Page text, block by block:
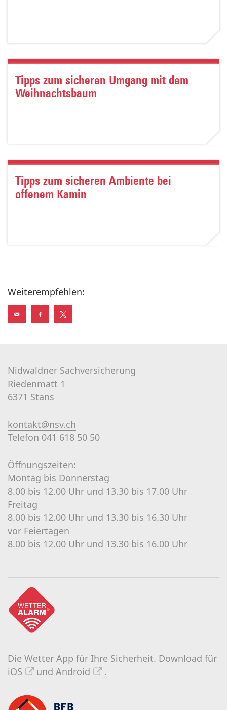
Tipps zum sicheren Umgang mit dem
Weihnachtsbaum
Tipps zum sicheren Ambiente bei
offenem Kamin
Weiterempfehlen:
Nidwaldner Sachversicherung
Riedenmatt 1
6371 Stans
kontakt@nsv.ch
Telefon 041 618 50 50
Öffnungszeiten:
Montag bis Donnerstag
8.00 bis 12.00 Uhr und 13.30 bis 17.00 Uhr
Freitag
8.00 bis 12.00 Uhr und 13.30 bis 16.30 Uhr
vor Feiertagen
8.00 bis 12.00 Uhr und 13.30 bis 16.00 Uhr
Die Wetter App für Ihre Sicherheit. Download für
iOS
und Android .